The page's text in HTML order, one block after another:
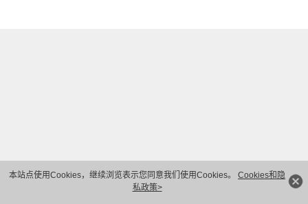
本站点使用Cookies，继续浏览表示您同意我们使用Cookies。 Cookies和隐
私政策>